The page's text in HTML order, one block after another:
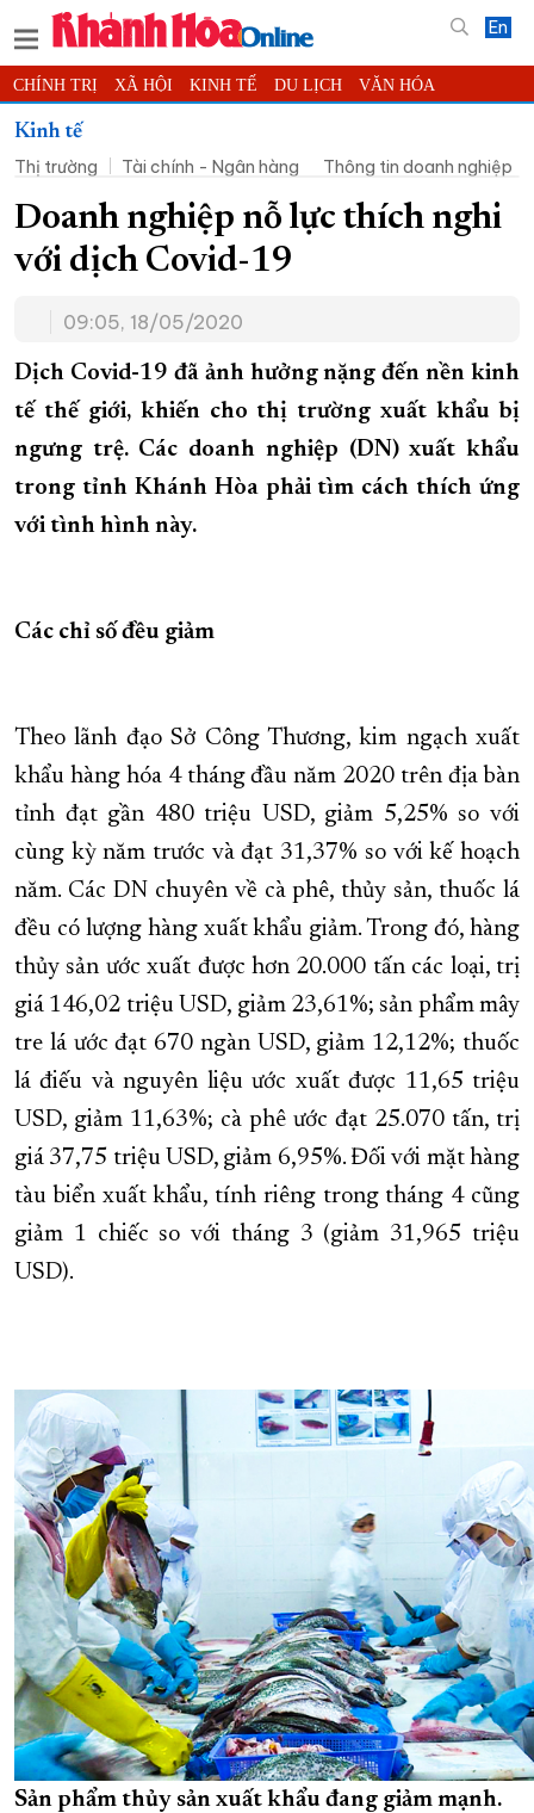
En
CHÍNH TRỊ XÃ HỘI KINH TẾ DU LỊCH VĂN HÓA
THỂ THAO
KHOA HỌC - CÔNG NGHỆ PHÁP LUẬT BẠN ĐỌC PHÓNG SỰ
THẾ GIỚI MULTIMEDIA VIDEO ĐỌC BÁO ONLINE
PODCAST THÔNG TIN - QUẢNG CÁO
TRƯỜNG SA BIỂN ĐẢO QUÊ HƯƠNG
CHUNG TAY CẢI CÁCH HÀNH CHÍNH
XÂY DỰNG NÔNG THÔN MỚI LỊCH CẮT ĐIỆN
TÀU - XE - MÁY BAY
KỶ NIỆM 370 NĂM XÂY DỰNG VÀ PHÁT TRIỂN TỈNH KHÁNH HÒA
KHOẢNH KHẮC ĐẸP XỨ TRẦM
Kinh tế
Thị trường
Tài chính - Ngân hàng Thông tin doanh nghiệp
Doanh nghiệp nỗ lực thích nghi
với dịch Covid-19
09:05, 18/05/2020
Dịch Covid-19 đã ảnh hưởng nặng đến nền kinh
tế thế giới, khiến cho thị trường xuất khẩu bị
ngưng trệ. Các doanh nghiệp (DN) xuất khẩu
trong tỉnh Khánh Hòa phải tìm cách thích ứng
với tình hình này.
Các chỉ số đều giảm
Theo lãnh đạo Sở Công Thương, kim ngạch xuất
khẩu hàng hóa 4 tháng đầu năm 2020 trên địa bàn
tỉnh đạt gần 480 triệu USD, giảm 5,25% so với
cùng kỳ năm trước và đạt 31,37% so với kế hoạch
năm. Các DN chuyên về cà phê, thủy sản, thuốc lá
đều có lượng hàng xuất khẩu giảm. Trong đó, hàng
thủy sản ước xuất được hơn 20.000 tấn các loại, trị
giá 146,02 triệu USD, giảm 23,61%; sản phẩm mây
tre lá ước đạt 670 ngàn USD, giảm 12,12%; thuốc
lá điếu và nguyên liệu ước xuất được 11,65 triệu
USD, giảm 11,63%; cà phê ước đạt 25.070 tấn, trị
giá 37,75 triệu USD, giảm 6,95%. Đối với mặt hàng
tàu biển xuất khẩu, tính riêng trong tháng 4 cũng
giảm 1 chiếc so với tháng 3 (giảm 31,965 triệu
USD).
Sản phẩm thủy sản xuất khẩu đang giảm mạnh.